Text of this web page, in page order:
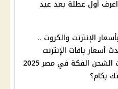
اعرف أول عطلة بعد عيد
الإنترنت والكروت ..
أسعار باقات الإنترنت
الأرضي وكروت الشحن الفكة في مصر 2025
بكام؟